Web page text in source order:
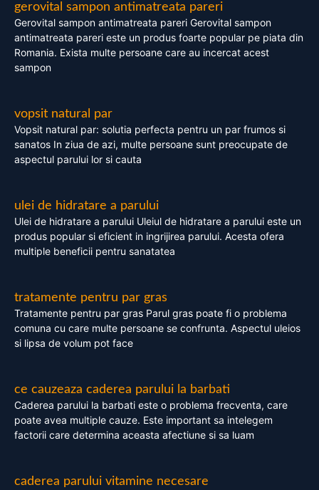
gerovital sampon antimatreata pareri
Gerovital sampon antimatreata pareri Gerovital sampon
antimatreata pareri este un produs foarte popular pe piata din
Romania. Exista multe persoane care au incercat acest
sampon
vopsit natural par
Vopsit natural par: solutia perfecta pentru un par frumos si
sanatos In ziua de azi, multe persoane sunt preocupate de
aspectul parului lor si cauta
ulei de hidratare a parului
Ulei de hidratare a parului Uleiul de hidratare a parului este un
produs popular si eficient in ingrijirea parului. Acesta ofera
multiple beneficii pentru sanatatea
tratamente pentru par gras
Tratamente pentru par gras Parul gras poate fi o problema
comuna cu care multe persoane se confrunta. Aspectul uleios
si lipsa de volum pot face
ce cauzeaza caderea parului la barbati
Caderea parului la barbati este o problema frecventa, care
poate avea multiple cauze. Este important sa intelegem
factorii care determina aceasta afectiune si sa luam
caderea parului vitamine necesare